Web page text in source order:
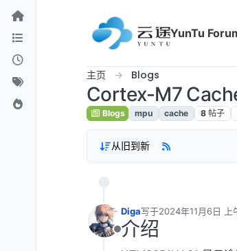
跳转至内容
YunTu
主页 Blogs
Cortex-M7
Blogs mpu cache 8 帖子
从旧到新
离线
Diga写于2024年11月6日 上
最后由 Diga 编辑2024
介绍